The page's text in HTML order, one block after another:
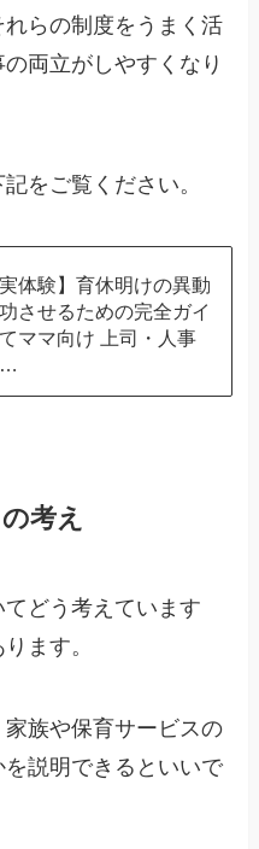
らの制度をうまく活
両立がしやすくなり
をご覧ください。
実体験】育休明けの異動
させるための完全ガイ
ママ向け 上司・人事
…
考え
てどう考えています
ます。
族や保育サービスの
説明できるといいで